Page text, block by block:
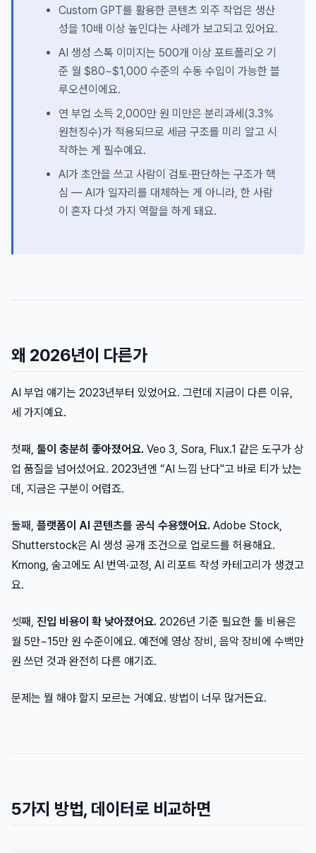
Custom GPT를 활용한 콘텐츠 외주 작업은 생산
성을 10배 이상 높인다는 사례가 보고되고 있어요.
AI 생성 스톡 이미지는 500개 이상 포트폴리오 기
준 월 $80~$1,000 수준의 수동 수입이 가능한 블
루오션이에요.
연 부업 소득 2,000만 원 미만은 분리과세(3.3%
원천징수)가 적용되므로 세금 구조를 미리 알고 시
작하는 게 필수예요.
AI가 초안을 쓰고 사람이 검토·판단하는 구조가 핵
심 — AI가 일자리를 대체하는 게 아니라, 한 사람
이 혼자 다섯 가지 역할을 하게 돼요.
왜 2026년이 다른가
AI 부업 얘기는 2023년부터 있었어요. 그런데 지금이 다른 이유,
세 가지예요.
첫째, 툴이 충분히 좋아졌어요. Veo 3, Sora, Flux.1 같은 도구가 상
업 품질을 넘어섰어요. 2023년엔 “AI 느낌 난다"고 바로 티가 났는
데, 지금은 구분이 어렵죠.
둘째, 플랫폼이 AI 콘텐츠를 공식 수용했어요. Adobe Stock,
Shutterstock은 AI 생성 공개 조건으로 업로드를 허용해요.
Kmong, 숨고에도 AI 번역·교정, AI 리포트 작성 카테고리가 생겼고
요.
셋째, 진입 비용이 확 낮아졌어요. 2026년 기준 필요한 툴 비용은
월 5만~15만 원 수준이에요. 예전에 영상 장비, 음악 장비에 수백만
원 쓰던 것과 완전히 다른 얘기죠.
문제는 뭘 해야 할지 모르는 거예요. 방법이 너무 많거든요.
5가지 방법, 데이터로 비교하면